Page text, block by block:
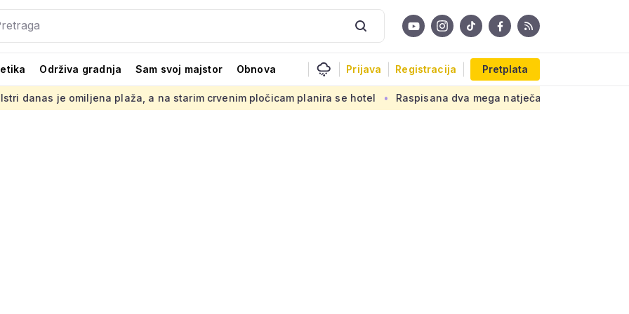
Održiva gradnja Sam svoj majstor Obnova Prijava Registracija Pretplata
plaža, a na starim crvenim pločicam planira se hotel Raspisana dva mega natječaja za 80 km cesta kod susjeda,